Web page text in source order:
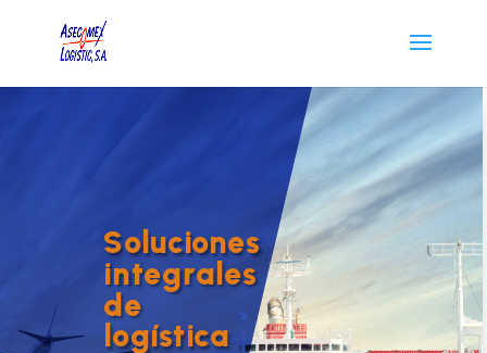
Soluciones
integrales
de
logística